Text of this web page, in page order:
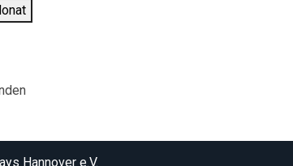
Hannover e.V.